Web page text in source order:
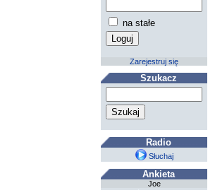
na stałe
Zarejestruj się
Szukacz
Radio
Słuchaj
Ankieta
Joe